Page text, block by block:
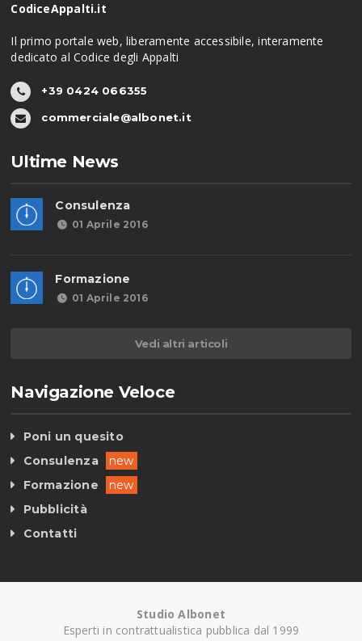
CodiceAppalti.it
Il primo portale web, liberamente accessibile, interamente
dedicato al Codice degli Appalti
+39 0424 066355
commerciale@albonet.it
Ultime News
Consulenza
01 Aprile 2016
Formazione
01 Aprile 2016
Vedi altri articoli
Navigazione Veloce
Poni un quesito
Consulenza
new
Formazione
new
Pubblicità
Contatti
Studio Albonet
Esperti in contrattualistica pubblica dal 1999